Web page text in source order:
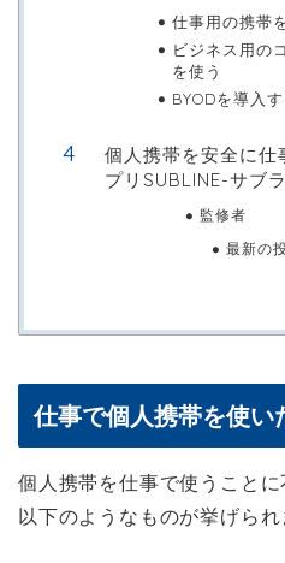
仕事用の携帯
ビジネス用の
を使う
BYODを導入
個人携帯を安全に
プリSUBLINE-サブ
監修者
最新の
仕事で個人携帯を使い
個人携帯を仕事で使うことに
以下のようなものが挙げられ